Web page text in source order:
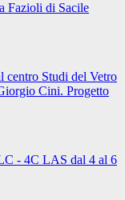
Fazioli di Sacile
centro Studi del Vetro
Cini. Progetto
- 4C LAS dal 4 al 6